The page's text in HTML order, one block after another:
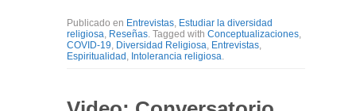
Publicado en Entrevistas, Estudiar la diversidad
religiosa, Reseñas. Tagged with Conceptualizaciones,
COVID-19, Diversidad Religiosa, Entrevistas,
Espiritualidad , Intolerancia religiosa.